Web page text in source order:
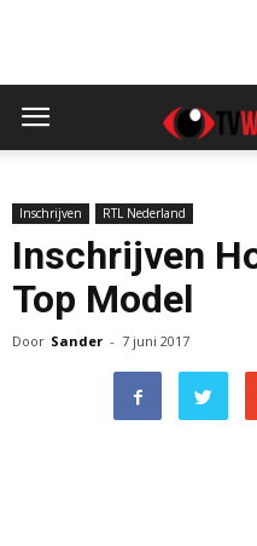
Inschrijven RTL Nederland
Inschrijven
Top Model
Door Sander - 7 juni 2017